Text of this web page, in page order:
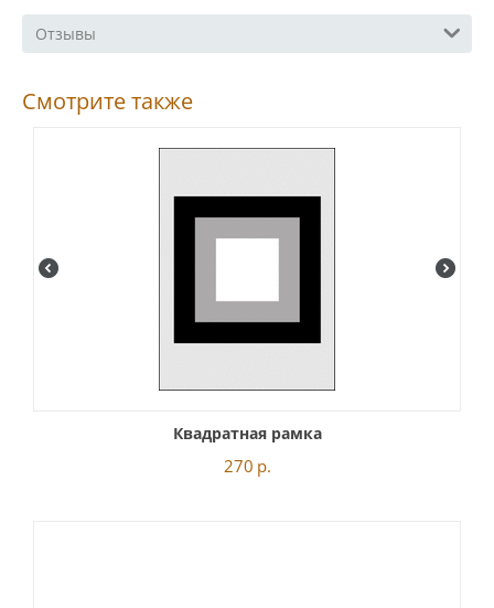
Отзывы
Смотрите также
Квадратная рамка
270 р.